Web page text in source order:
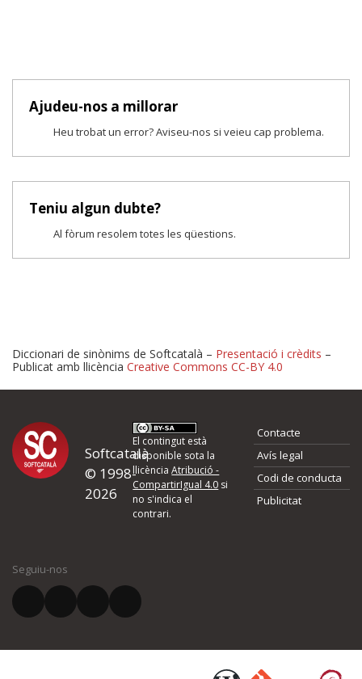
Ajudeu-nos a millorar
Heu trobat un error? Aviseu-nos si veieu cap problema.
Teniu algun dubte?
Al fòrum resolem totes les qüestions.
Proposeu-nos millores o
d'errors
Si heu trobat un error o voleu proposar alguna millora, ompliu els
quina és la millora que proposeu o l'error del qual voleu informar-
El vostre correu electrònic *
Diccionari de sinònims de Softcatalà – Presentació i crèdits –
Publicat amb llicència Creative Commons CC-BY 4.0
Softcatalà
© 1998-
2026
El contingut està
disponible sota la
llicènciaAtribució -
CompartirIgual 4.0 si
no s'indica el
contrari.
Contacte
Avís legal
Codi de conducta
Publicitat
Seguiu-nos